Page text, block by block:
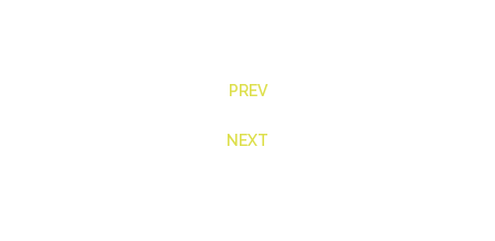
PREV
NEXT